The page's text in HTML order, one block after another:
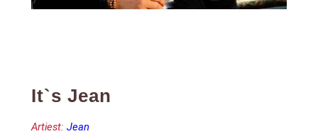
It`s Jean
Artiest: Jean